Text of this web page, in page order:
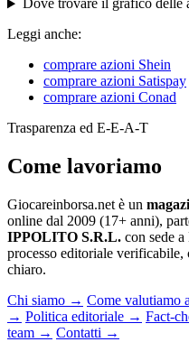
Dove trovare il grafico delle
Leggi anche:
comprare azioni Shein
comprare azioni Satispay
comprare azioni Conad
Trasparenza ed E-E-A-T
Come lavoriamo
Giocareinborsa.net è un
online dal 2009 (17+ anni),
IPPOLITO S.R.L. con sede
processo editoriale
chiaro.
Chi siamo → Come valutiamo
→ Politica editoriale → Fact-
team → Contatti →